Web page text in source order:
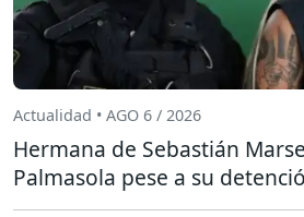
Actualidad • AGO 6 / 2026
Hermana de Sebastián
Palmasola pese a su